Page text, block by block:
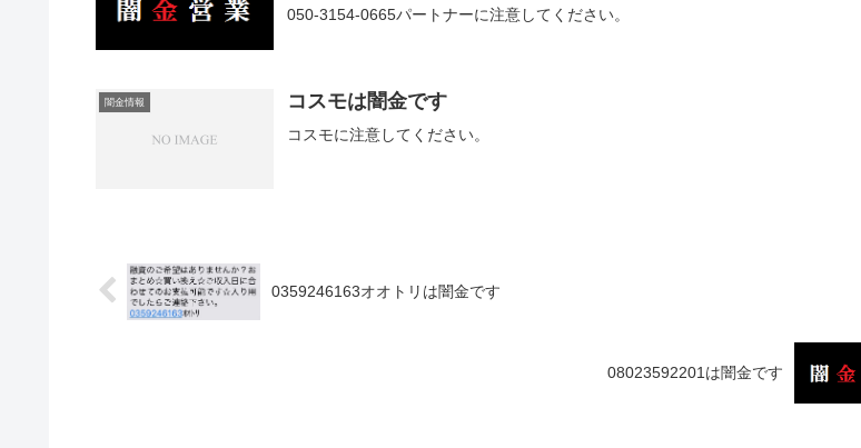
050-3154-0665パートナーに注意してください。
闇金情報 コスモは闇金です
コスモに注意してください。
0359246163オオトリは闇金です
08023592201は闇金です